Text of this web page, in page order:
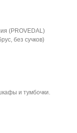
(PROVEDAL)
без сучков)
и тумбочки.